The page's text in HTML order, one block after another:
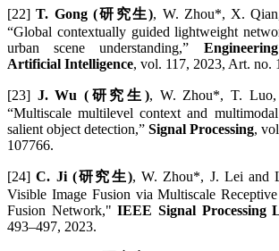
[22]T. Gong (研究生), W. Zhou*, X.
“Global contextually guided lightweight
urban scene understanding,”
Artificial Intelligence, vol. 117, 2023, Art. no.
[23] J. Wu (研究生), W. Zhou*, T.
“Multiscale multilevel context and
salient object detection,” Signal Processing,
107766.
[24]C. Ji (研究生), W. Zhou*, J. Lei and
Visible Image Fusion via Multiscale
Fusion Network,"IEEE Signal Processing
493–497, 2023.